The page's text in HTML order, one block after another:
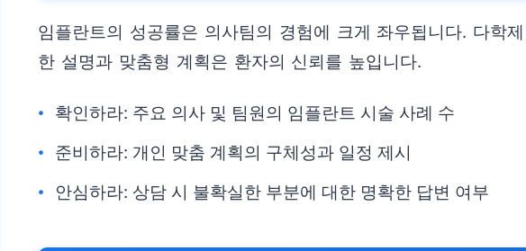
임플란트의 성공률은 의사팀의 경험에 크게 좌우됩니다. 다학
한 설명과 맞춤형 계획은 환자의 신뢰를 높입니다.
확인하라: 주요 의사 및 팀원의 임플란트 시술 사례 수
준비하라: 개인 맞춤 계획의 구체성과 일정 제시
안심하라: 상담 시 불확실한 부분에 대한 명확한 답변 여부